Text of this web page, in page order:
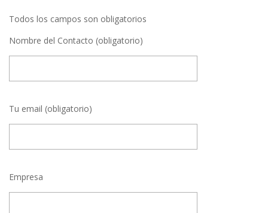
Todos los campos son obligatorios
Nombre del Contacto (obligatorio)
Tu email (obligatorio)
Empresa